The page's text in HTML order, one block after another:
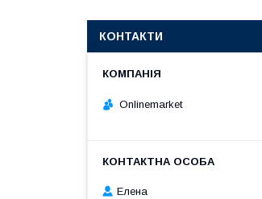
КОНТАКТИ
Onlinemarket
Елена